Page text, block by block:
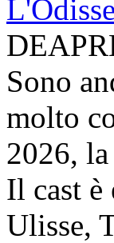
Sono
molto
2026,
Il cast è
Ulisse,